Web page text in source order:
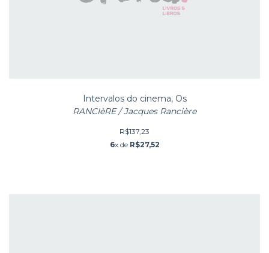
Intervalos do cinema, Os
RANCIèRE / Jacques Rancière
R$137,23
6x de R$27,52